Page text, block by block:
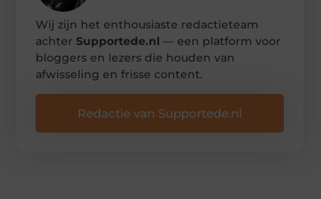
Wij zijn het enthousiaste redactieteam
achter Supportede.nl — een platform voor
bloggers en lezers die houden van
afwisseling en frisse content.
Redactie van Supportede.nl